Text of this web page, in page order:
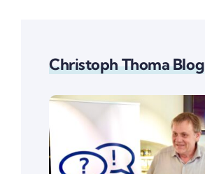
Christoph Thoma Blog